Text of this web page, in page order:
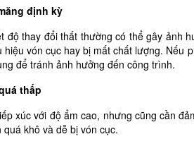
định kỳ
độ thay đổi thất thường có thể gây ảnh
vón cục hay bị mất chất lượng. Nếu
để tránh ảnh hưởng đến công trình.
thấp
xúc với độ ẩm cao, nhưng cũng cần
khô và dễ bị vón cục.